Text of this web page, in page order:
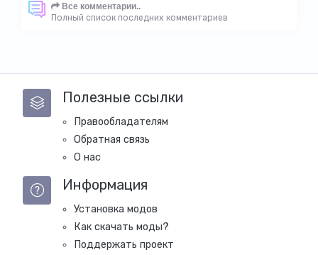
Все комментарии..
Полный список последних комментариев
Полезные ссылки
Правообладателям
Обратная связь
О нас
Информация
Установка модов
Как скачать моды?
Поддержать проект